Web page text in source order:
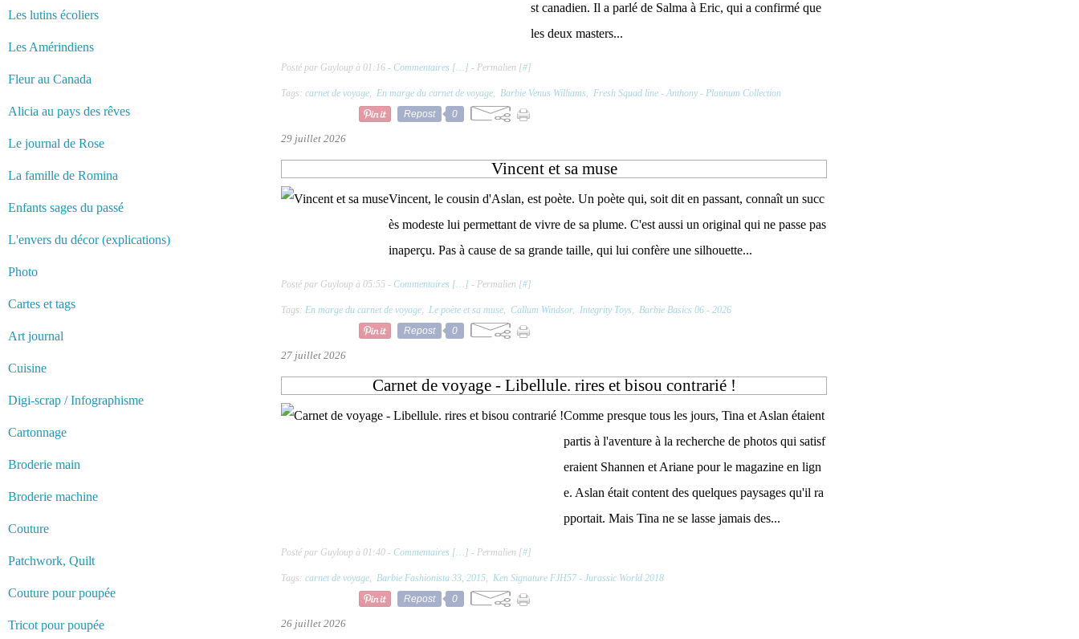
Les lutins écoliers
Les Amérindiens
Fleur au Canada
Alicia au pays des rêves
Le journal de Rose
La famille de Romina
Enfants sages du passé
L'envers du décor (explications)
Photo
Cartes et tags
Art journal
Cuisine
Digi-scrap / Infographisme
Cartonnage
Broderie main
Broderie machine
Couture
Patchwork, Quilt
Couture pour poupée
Tricot pour poupée
st canadien. Il a parlé de Salma à Eric, qui a confirmé que
les deux masters...
Posté par Guyloup à 01:16 - Commentaires [… ] - Permalien [#]
Tags: carnet de voyage, En marge du carnet de voyage, Barbie Venus Williams, Fresh Squad line - Anthony - Platinum Collection
Repost
0
29 juillet 2026
Vincent et sa muse
Vincent, le cousin d'Aslan, est poète. Un poète qui, soit dit en passant, connaît un succ
ès modeste lui permettant de vivre de sa plume. C'est aussi un original qui ne passe pas
inaperçu. Pas à cause de sa grande taille, qui lui confère une silhouette...
Posté par Guyloup à 05:55 - Commentaires [… ] - Permalien [#]
Tags: En marge du carnet de voyage, Le poète et sa muse, Callum Windsor, Integrity Toys, Barbie Basics 06 - 2026
Repost
0
27 juillet 2026
Carnet de voyage - Libellule. rires et bisou contrarié !
Comme presque tous les jours, Tina et Aslan étaient
partis à l'aventure à la recherche de photos qui satisf
eraient Shannen et Ariane pour le magazine en lign
e. Aslan était content des quelques paysages qu'il ra
pportait. Mais Tina ne se lasse jamais des...
Posté par Guyloup à 01:40 - Commentaires [… ] - Permalien [#]
Tags: carnet de voyage, Barbie Fashionista 33, 2015, Ken Signature FJH57 - Jurassic World 2018
Repost
0
26 juillet 2026